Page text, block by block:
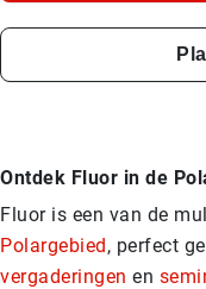
Ontdek Fluor in de
Fluor is een van de
Polargebied, perfect
vergaderingen en